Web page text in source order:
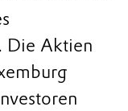
Die Aktien